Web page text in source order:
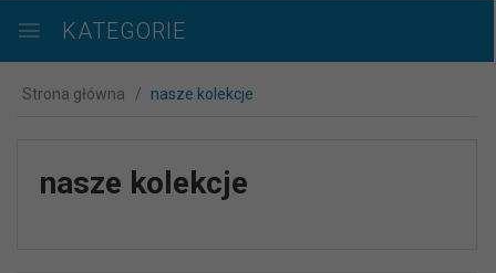
KATEGORIE
Strona główna nasze kolekcje
nasze kolekcje